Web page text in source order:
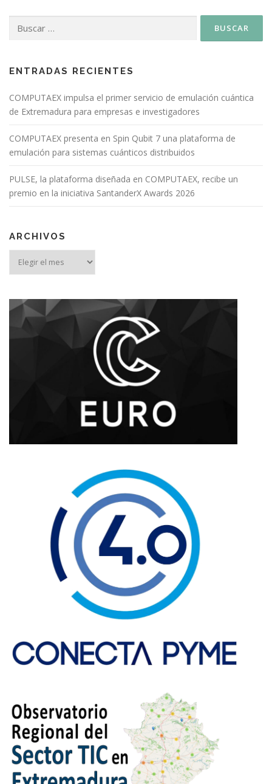
ENTRADAS RECIENTES
COMPUTAEX impulsa el primer servicio de emulación cuántica
de Extremadura para empresas e investigadores
COMPUTAEX presenta en Spin Qubit 7 una plataforma de
emulación para sistemas cuánticos distribuidos
PULSE, la plataforma diseñada en COMPUTAEX, recibe un
premio en la iniciativa SantanderX Awards 2026
ARCHIVOS